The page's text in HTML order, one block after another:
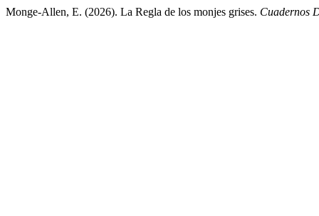
Monge-Allen, E. (2026). La Regla de los monjes grises. Cuadernos